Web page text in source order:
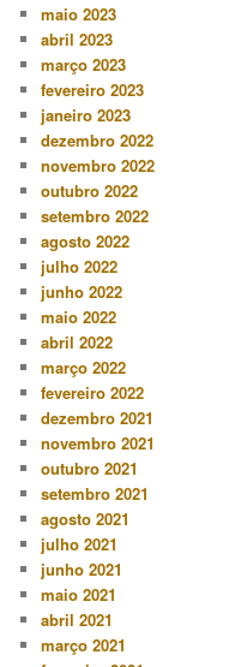
maio 2023
abril 2023
março 2023
fevereiro 2023
janeiro 2023
dezembro 2022
novembro 2022
outubro 2022
setembro 2022
agosto 2022
julho 2022
junho 2022
maio 2022
abril 2022
março 2022
fevereiro 2022
dezembro 2021
novembro 2021
outubro 2021
setembro 2021
agosto 2021
julho 2021
junho 2021
maio 2021
abril 2021
março 2021